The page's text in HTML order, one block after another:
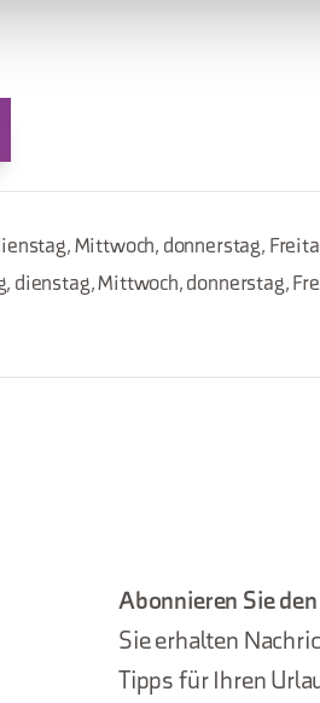
Mittwoch, donnerstag,
dienstag, Mittwoch, donnerstag,
Abonnieren Sie
Sie erhalten
Tipps für Ihren